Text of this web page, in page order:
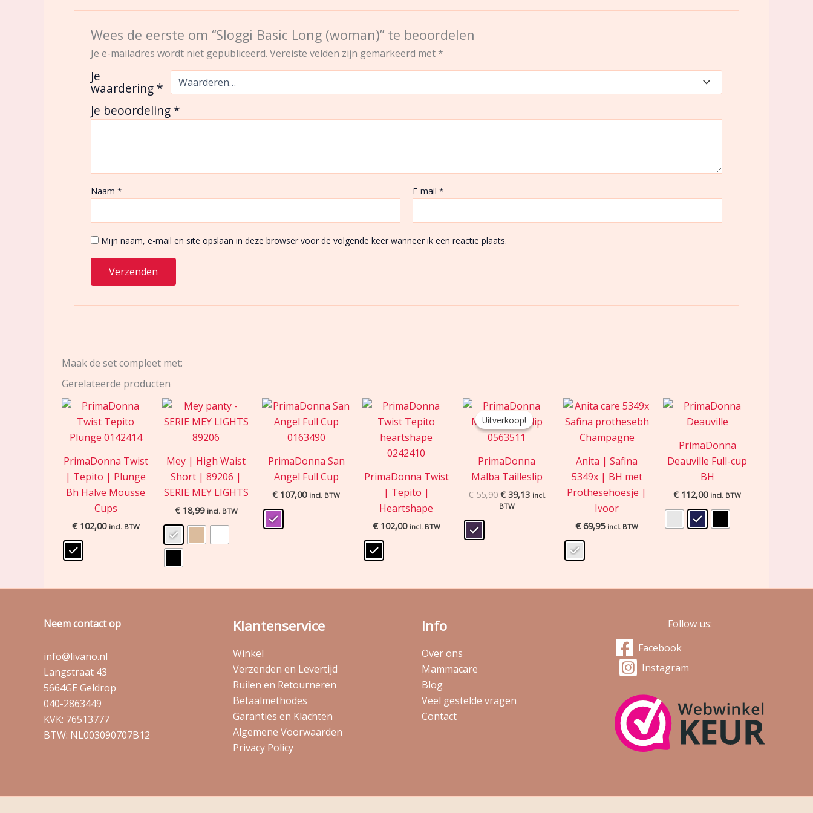
Wees de eerste om “Sloggi Basic Long (woman)” te beoordelen
Je e-mailadres wordt niet gepubliceerd. Vereiste velden zijn gemarkeerd met *
Je
waardering *
Je beoordeling *
Naam * E-mail*
Mijn naam, e-mail en site opslaan in deze browser voor de volgende keer wanneer ik een reactie plaats.
Maak de set compleet met:
Gerelateerde producten
PrimaDonna Twist
| Tepito | Plunge
Bh Halve Mousse
Cups
€102,00 incl. BTW
Mey | High Waist
Short | 89206 |
SERIE MEY LIGHTS
€18,99 incl. BTW
PrimaDonna San
Angel Full Cup
€ 107,00 incl. BTW
PrimaDonna Twist
| Tepito |
Heartshape
€102,00 incl. BTW
Uitverkoop!
Uitverkoop!
PrimaDonna
Malba Tailleslip
€55,90
Oorspronkelijke
prijs
was:
€ 55,90.
€39,13
Huidige
prijs
is:
incl.
BTW
Anita | Safina
5349x | BH met
Prothesehoesje |
Ivoor
€ 69,95 incl. BTW
PrimaDonna
Deauville Full-cup
BH
€ 112,00 incl. BTW
Neem contact op
info@livano.nl
Langstraat 43
5664GE Geldrop
040-2863449
KVK: 76513777
BTW: NL003090707B12
Klantenservice
Winkel
Verzenden en Levertijd
Ruilen en Retourneren
Betaalmethodes
Garanties en Klachten
Algemene Voorwaarden
Privacy Policy
Info
Over ons
Mammacare
Blog
Veel gestelde vragen
Contact
Follow us:
Facebook
Instagram